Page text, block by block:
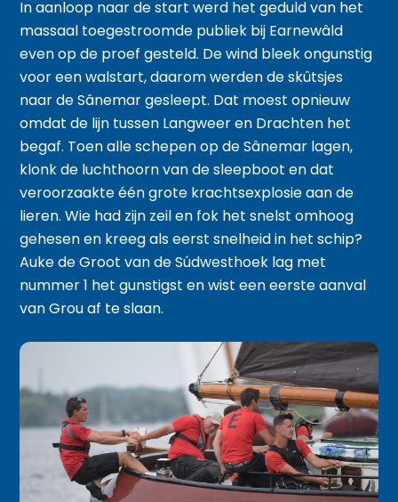
In aanloop naar de start werd het geduld van het
massaal toegestroomde publiek bij Earnewâld
even op de proef gesteld. De wind bleek ongunstig
voor een walstart, daarom werden de skûtsjes
naar de Sânemar gesleept. Dat moest opnieuw
omdat de lijn tussen Langweer en Drachten het
begaf. Toen alle schepen op de Sânemar lagen,
klonk de luchthoorn van de sleepboot en dat
veroorzaakte één grote krachtsexplosie aan de
lieren. Wie had zijn zeil en fok het snelst omhoog
gehesen en kreeg als eerst snelheid in het schip?
Auke de Groot van de Súdwesthoek lag met
nummer 1 het gunstigst en wist een eerste aanval
van Grou af te slaan.